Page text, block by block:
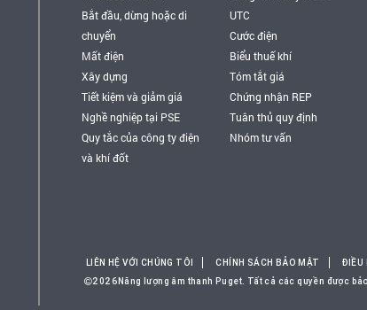
Bắt đầu, dừng hoặc di
chuyển
Mất điện
Xây dựng
Tiết kiệm và giảm giá
Nghề nghiệp tại PSE
Quy tắc của công ty điện
và khí đốt
UTC
Cước điện
Biểu thuế khí
Tóm tắt giá
Chứng nhận REP
Tuân thủ quy định
Nhóm tư vấn
LIÊN HỆ VỚI CHÚNG TÔI CHÍNH SÁCH BẢO MẬT
ĐIỀU
2026Năng lượng âm thanh Puget. Tất cả các quyền được